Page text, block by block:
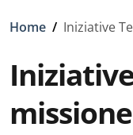
Breadcrumb
Home / Iniziative
missione